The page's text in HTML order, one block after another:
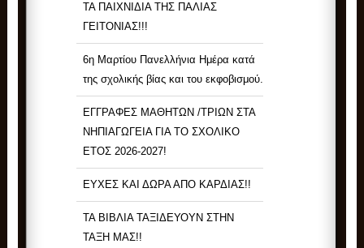
ΤΑ ΠΑΙΧΝΙΔΙΑ ΤΗΣ ΠΑΛΙΑΣ
ΓΕΙΤΟΝΙΑΣ!!!
6η Μαρτίου Πανελλήνια Ημέρα κατά
της σχολικής βίας και του εκφοβισμού.
ΕΓΓΡΑΦΕΣ ΜΑΘΗΤΩΝ /ΤΡΙΩΝ ΣΤΑ
ΝΗΠΙΑΓΩΓΕΙΑ ΓΙΑ ΤΟ ΣΧΟΛΙΚΟ
ΕΤΟΣ 2026-2027!
ΕΥΧΕΣ ΚΑΙ ΔΩΡΑ ΑΠΟ ΚΑΡΔΙΑΣ!!
ΤΑ ΒΙΒΛΙΑ ΤΑΞΙΔΕΥΟΥΝ ΣΤΗΝ
ΤΑΞΗ ΜΑΣ!!